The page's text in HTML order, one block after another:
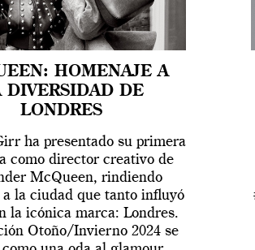
HOMENAJE A
DIVERSIDAD DE
LONDRES
ha presentado su primera
como director creativo de
McQueen, rindiendo
a la ciudad que tanto influyó
la icónica marca: Londres.
Otoño/Invierno 2024 se